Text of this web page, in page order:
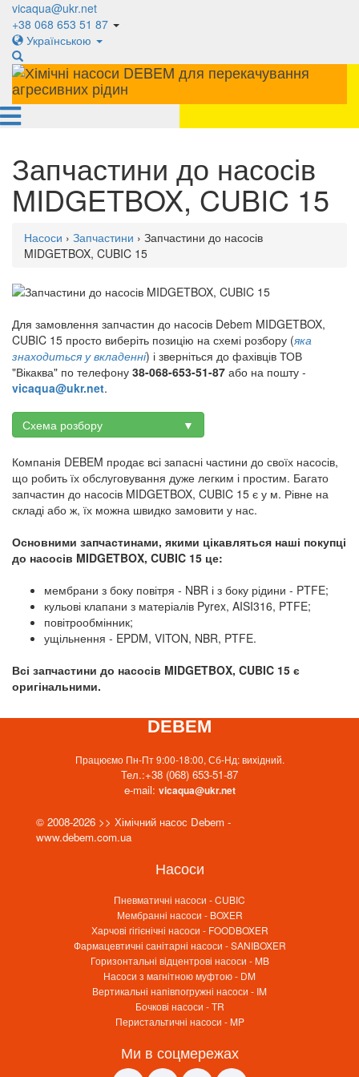
vicaqua@ukr.net
+38 068 653 51 87
Українською
Запчастини до насосів
MIDGETBOX, CUBIC 15
Насоси › Запчастини › Запчастини до насосів
MIDGETBOX, CUBIC 15
Для замовлення запчастин до насосів Debem MIDGETBOX,
CUBIC 15 просто виберіть позицію на схемі розбору (яка
знаходиться у вкладенні) і зверніться до фахівців ТОВ
"Вікаква" по телефону 38-068-653-51-87 або на пошту -
vicaqua@ukr.net.
Схема розбору ▼
Компанія DEBEM продає всі запасні частини до своїх насосів,
що робить їх обслуговування дуже легким і простим. Багато
запчастин до насосів MIDGETBOX, CUBIC 15 є у м. Рівне на
складі або ж, їх можна швидко замовити у нас.
Основними запчастинами, якими цікавляться наші покупці
до насосів MIDGETBOX, CUBIC 15 це:
мембрани з боку повітря - NBR і з боку рідини - PTFE;
кульові клапани з матеріалів Pyrex, AISI316, PTFE;
повітрообмінник;
ущільнення - EPDM, VITON, NBR, PTFE.
Всі запчастини до насосів MIDGETBOX, CUBIC 15 є
оригінальними.
DEBEM
Працюємо Пн-Пт 9:00-18:00, Сб-Нд: вихідний.
Тел.:+38 (068) 653-51-87
e-mail: vicaqua@ukr.net
© 2008-2026 >> Хімічний насос Debem -
www.debem.com.ua
Насоси
Пневматичні насоси - CUBIC
Мембранні насоси - BOXER
Харчові гігієнічні насоси - FOODBOXER
Фармацевтичні санітарні насоси - SANIBOXER
Горизонтальні відцентрові насоси - MB
Насоси з магнітною муфтою - DM
Вертикальні напівпогружні насоси - IM
Бочкові насоси - TR
Перистальтичні насоси - MP
Ми в соцмережах